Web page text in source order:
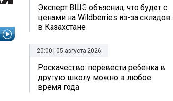
Эксперт ВШЭ объяснил, что будет с
ценами на Wildberries из-за складов
в Казахстане
20:00 | 05 августа 2026
Роскачество: перевести ребенка в
другую школу можно в любое
время года